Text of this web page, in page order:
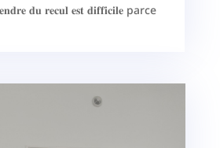
𝐝𝐮 𝐫𝐞𝐜𝐮𝐥 𝐞𝐬𝐭 𝐝𝐢𝐟𝐟𝐢𝐜𝐢𝐥𝐞 parce